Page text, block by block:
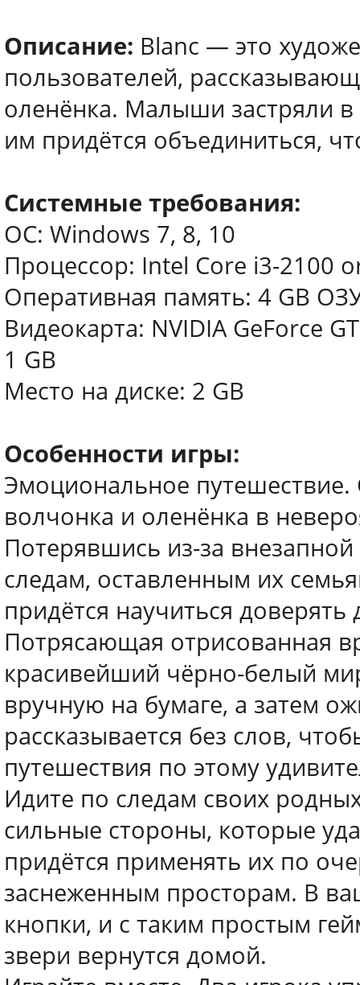
Описание: Blanc — это
пользователей,
оленёнка. Малыши застряли
им придётся объединиться,
Системные требования:
ОС: Windows 7, 8, 10
Процессор: Intel Core i3-2100
Оперативная память: 4 GB
Видеокарта: NVIDIA GeForce
1 GB
Место на диске: 2 GB
Особенности игры:
Эмоциональное путешествие.
волчонка и оленёнка в
Потерявшись из-за
следам, оставленным их
придётся научиться доверять
Потрясающая отрисованная
красивейший чёрно-белый
вручную на бумаге, а затем
рассказывается без слов,
путешествия по этому
Идите по следам своих
сильные стороны, которые
придётся применять их по
заснеженным просторам. В
кнопки, и с таким простым
звери вернутся домой.